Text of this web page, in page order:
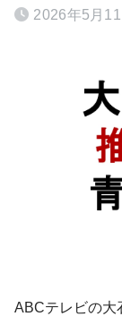
2026年5月11
ABCテレビの大